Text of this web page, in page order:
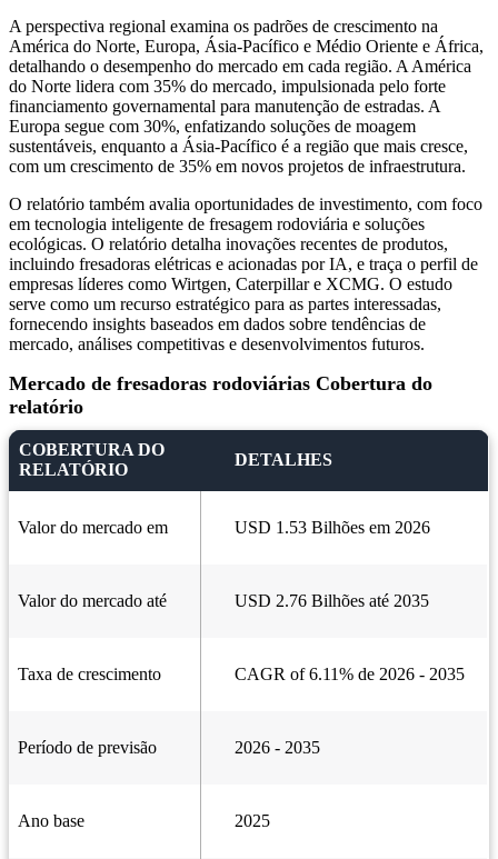
A perspectiva regional examina os padrões de crescimento na
América do Norte, Europa, Ásia-Pacífico e Médio Oriente e África,
detalhando o desempenho do mercado em cada região. A América
do Norte lidera com 35% do mercado, impulsionada pelo forte
financiamento governamental para manutenção de estradas. A
Europa segue com 30%, enfatizando soluções de moagem
sustentáveis, enquanto a Ásia-Pacífico é a região que mais cresce,
com um crescimento de 35% em novos projetos de infraestrutura.
O relatório também avalia oportunidades de investimento, com foco
em tecnologia inteligente de fresagem rodoviária e soluções
ecológicas. O relatório detalha inovações recentes de produtos,
incluindo fresadoras elétricas e acionadas por IA, e traça o perfil de
empresas líderes como Wirtgen, Caterpillar e XCMG. O estudo
serve como um recurso estratégico para as partes interessadas,
fornecendo insights baseados em dados sobre tendências de
mercado, análises competitivas e desenvolvimentos futuros.
Mercado de fresadoras rodoviárias Cobertura do
relatório
COBERTURA DO
RELATÓRIO
DETALHES
Valor do mercado em USD 1.53 Bilhões em 2026
Valor do mercado até USD 2.76 Bilhões até 2035
Taxa de crescimento CAGR of 6.11% de 2026 - 2035
Período de previsão 2026 - 2035
Ano base 2025